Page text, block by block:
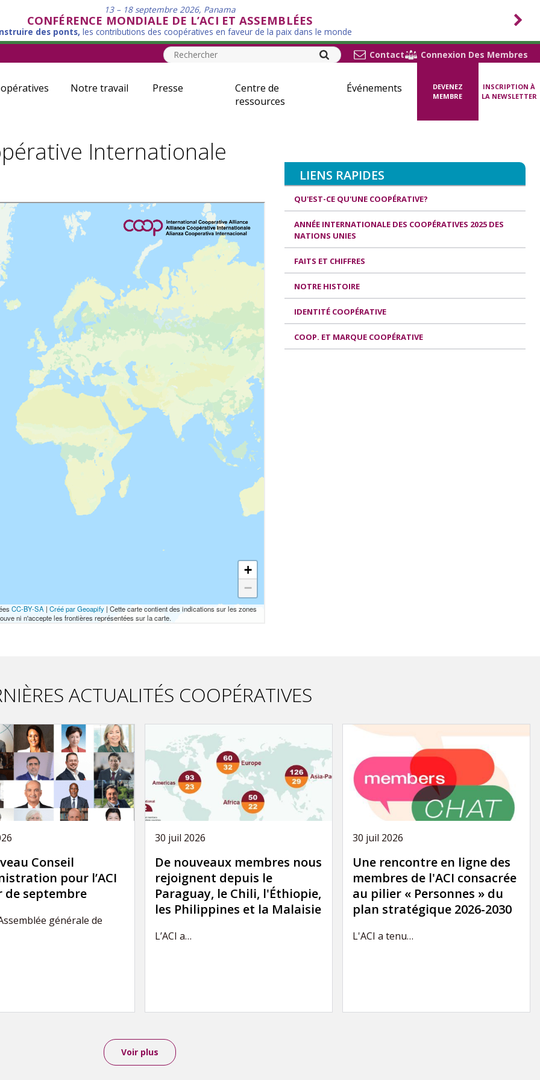
13 – 18 septembre 2026, Panama
CONFÉRENCE MONDIALE DE L’ACI ET ASSEMBLÉES
des ponts, les contributions des coopératives en faveur de la paix dans le monde
Contact
Connexion Des Membres
Notre travail Presse
Centre de
ressources
Événements
DEVENEZ
MEMBRE
INSCRIPTION À
LA NEWSLETTER
Internationale
ACTUALITÉS COOPÉRATIVES
Conseil
pour l’ACI
septembre
générale de
30 juil 2026
De nouveaux membres nous
rejoignent depuis le
Paraguay, le Chili, l'Éthiopie,
les Philippines et la Malaisie
L’ACI a…
30 juil 2026
Une rencontre en ligne des
membres de l'ACI consacrée
au pilier « Personnes » du
plan stratégique 2026-2030
L'ACI a tenu…
Voir plus
LIENS RAPIDES
QU'EST-CE QU'UNE COOPÉRATIVE?
ANNÉE INTERNATIONALE DES COOPÉRATIVES 2025 DES
NATIONS UNIES
FAITS ET CHIFFRES
NOTRE HISTOIRE
IDENTITÉ COOPÉRATIVE
COOP. ET MARQUE COOPÉRATIVE